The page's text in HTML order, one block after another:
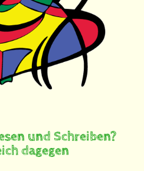
und Schreiben?
dagegen